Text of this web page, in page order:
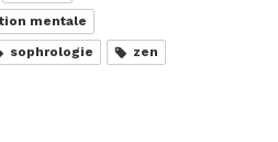
mentale
sophrologie
zen